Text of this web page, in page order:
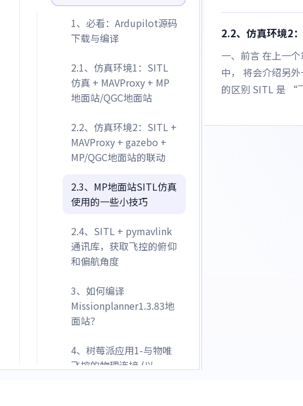
1、必看：Ardupilot源码
下载与编译
2.1、仿真环境1：SITL
仿真 + MAVProxy + MP
地面站/QGC地面站
2.2、仿真环境2：SITL +
MAVProxy + gazebo +
MP/QGC地面站的联动
2.3、MP地面站SITL仿真
使用的一些小技巧
2.4、SITL + pymavlink
通讯库，获取飞控的俯仰
和偏航角度
3、如何编译
Missionplanner1.3.83地
面站？
4、树莓派应用1-与物唯
飞控的物理连接 (以
2.2、仿真环境2
一、前言 在上一
中， 将会介绍另
的区别 SITL 是 “